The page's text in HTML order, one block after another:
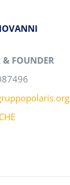
FOUNDER